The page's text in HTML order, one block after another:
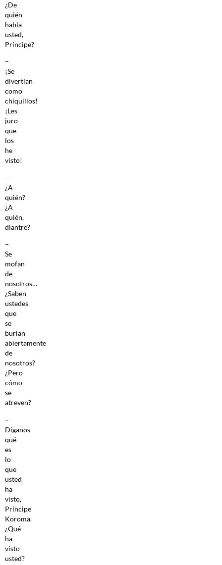
¿De
quién
habla
usted,
Príncipe?
–
¡Se
divertían
como
chiquillos!
¡Les
juro
que
los
he
visto!
–
¿A
quién?
¿A
quién,
diantre?
–
Se
mofan
de
nosotros…
¿Saben
ustedes
que
se
burlan
abiertamente
de
nosotros?
¿Pero
cómo
se
atreven?
–
Díganos
qué
es
lo
que
usted
ha
visto,
Príncipe
Koroma.
¿Qué
ha
visto
usted?